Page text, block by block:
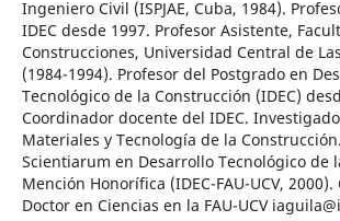
Ingeniero Civil (ISPJAE, Cuba, 1984).
IDEC desde 1997. Profesor Asistente,
Construcciones, Universidad Central de
(1984-1994). Profesor del Postgrado en
Tecnológico de la Construcción (IDEC)
Coordinador docente del IDEC.
Materiales y Tecnología de la
Scientiarum en Desarrollo Tecnológico de
Mención Honorífica (IDEC-FAU-UCV,
Doctor en Ciencias en la FAU-UCV